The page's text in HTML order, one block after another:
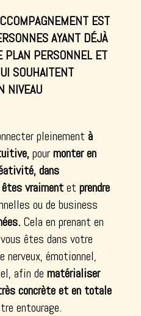
EST
AYANT DÉJÀ
PLAN PERSONNEL ET
SOUHAITENT
NIVEAU
pleinement à
pourmonter en
dans
êtes vraimentet prendre
ou de business
Cela en prenant en
êtes dans votre
nerveux, émotionnel,
afin de matérialiser
concrète et en totale
entourage.